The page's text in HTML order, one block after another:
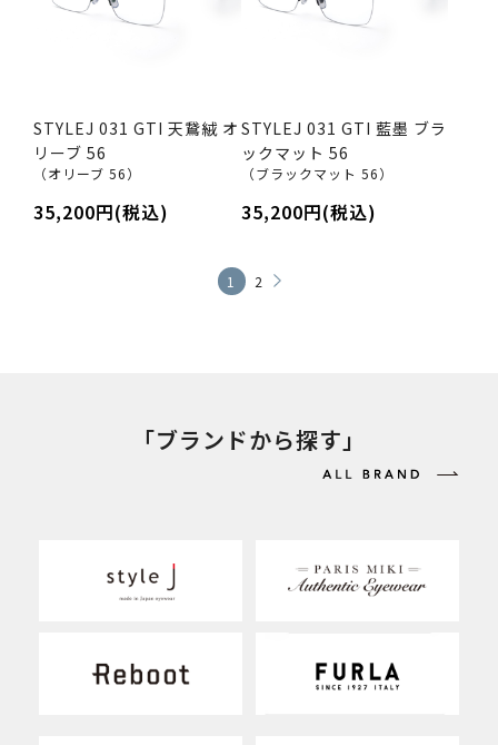
STYLEJ 031 GTI 天鵞絨 オ
リーブ 56
（オリーブ 56）
35,200円(税込)
STYLEJ 031 GTI 藍墨 ブラ
ックマット 56
（ブラックマット 56）
35,200円(税込)
1 2
「ブランドから探す」